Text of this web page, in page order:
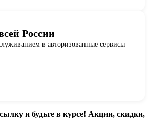
России
в авторизованные сервисы
и будьте в курсе! Акции, скидки,